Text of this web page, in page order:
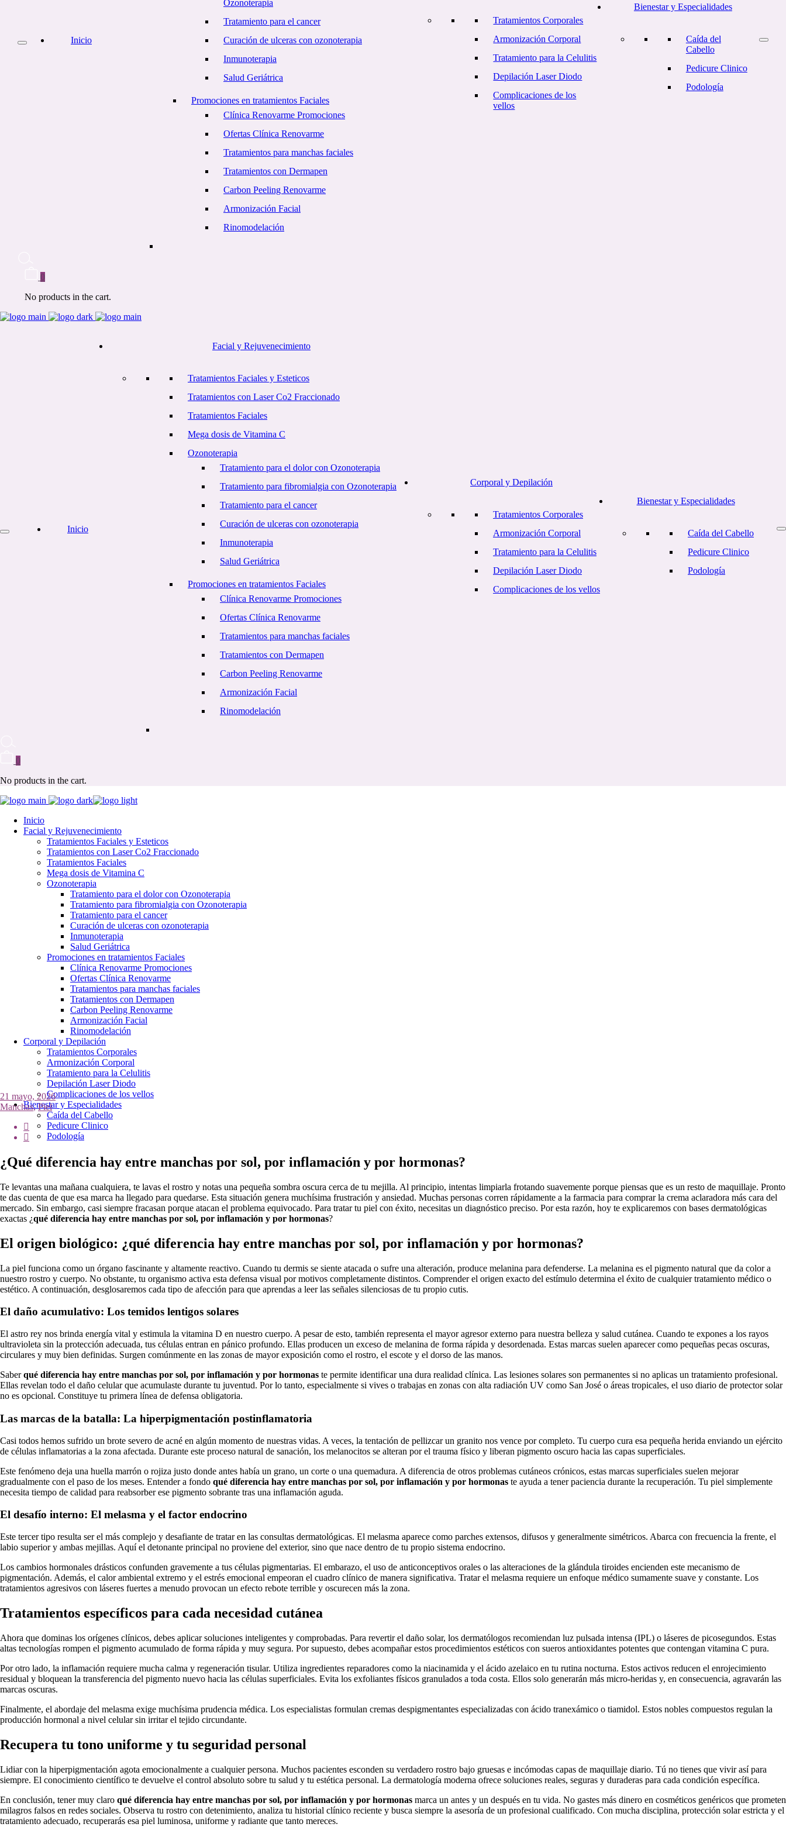
Inicio
Ozonoterapia
Tratamiento para el cancer
Curación de ulceras con ozonoterapia
Inmunoterapia
Salud Geriátrica
Promociones en tratamientos Faciales
Clínica Renovarme Promociones
Ofertas Clínica Renovarme
Tratamientos para manchas faciales
Tratamientos con Dermapen
Carbon Peeling Renovarme
Armonización Facial
Rinomodelación
Tratamientos Corporales
Armonización Corporal
Tratamiento para la Celulitis
Depilación Laser Diodo
Complicaciones de los
vellos
Bienestar y Especialidades
Caída del
Cabello
Pedicure Clinico
Podología
0
No products in the cart.
Inicio
Facial y Rejuvenecimiento
Tratamientos Faciales y Esteticos
Tratamientos con Laser Co2 Fraccionado
Tratamientos Faciales
Mega dosis de Vitamina C
Ozonoterapia
Tratamiento para el dolor con Ozonoterapia
Tratamiento para fibromialgia con Ozonoterapia
Tratamiento para el cancer
Curación de ulceras con ozonoterapia
Inmunoterapia
Salud Geriátrica
Promociones en tratamientos Faciales
Clínica Renovarme Promociones
Ofertas Clínica Renovarme
Tratamientos para manchas faciales
Tratamientos con Dermapen
Carbon Peeling Renovarme
Armonización Facial
Rinomodelación
Corporal y Depilación
Tratamientos Corporales
Armonización Corporal
Tratamiento para la Celulitis
Depilación Laser Diodo
Complicaciones de los vellos
Bienestar y Especialidades
Caída del Cabello
Pedicure Clinico
Podología
0
No products in the cart.
Inicio
Facial y Rejuvenecimiento
Tratamientos Faciales y Esteticos
Tratamientos con Laser Co2 Fraccionado
Tratamientos Faciales
Mega dosis de Vitamina C
Ozonoterapia
Tratamiento para el dolor con Ozonoterapia
Tratamiento para fibromialgia con Ozonoterapia
Tratamiento para el cancer
Curación de ulceras con ozonoterapia
Inmunoterapia
Salud Geriátrica
Promociones en tratamientos Faciales
Clínica Renovarme Promociones
Ofertas Clínica Renovarme
Tratamientos para manchas faciales
Tratamientos con Dermapen
Carbon Peeling Renovarme
Armonización Facial
Rinomodelación
Corporal y Depilación
Tratamientos Corporales
Armonización Corporal
Tratamiento para la Celulitis
Depilación Laser Diodo
Complicaciones de los vellos
Bienestar y Especialidades
Caída del Cabello
Pedicure Clinico
Podología
21 mayo, 2026
Manchas,Piel
¿Qué diferencia hay entre manchas por sol, por inflamación y por hormonas?
Te levantas una mañana cualquiera, te lavas el rostro y notas una pequeña sombra oscura cerca de tu mejilla. Al principio, intentas limpiarla frotando suavemente porque piensas que es un resto de maquillaje. Pronto
te das cuenta de que esa marca ha llegado para quedarse. Esta situación genera muchísima frustración y ansiedad. Muchas personas corren rápidamente a la farmacia para comprar la crema aclaradora más cara del
mercado. Sin embargo, casi siempre fracasan porque atacan el problema equivocado. Para tratar tu piel con éxito, necesitas un diagnóstico preciso. Por esta razón, hoy te explicaremos con bases dermatológicas
exactas ¿qué diferencia hay entre manchas por sol, por inflamación y por hormonas?
El origen biológico: ¿qué diferencia hay entre manchas por sol, por inflamación y por hormonas?
La piel funciona como un órgano fascinante y altamente reactivo. Cuando tu dermis se siente atacada o sufre una alteración, produce melanina para defenderse. La melanina es el pigmento natural que da color a
nuestro rostro y cuerpo. No obstante, tu organismo activa esta defensa visual por motivos completamente distintos. Comprender el origen exacto del estímulo determina el éxito de cualquier tratamiento médico o
estético. A continuación, desglosaremos cada tipo de afección para que aprendas a leer las señales silenciosas de tu propio cutis.
El daño acumulativo: Los temidos lentigos solares
El astro rey nos brinda energía vital y estimula la vitamina D en nuestro cuerpo. A pesar de esto, también representa el mayor agresor externo para nuestra belleza y salud cutánea. Cuando te expones a los rayos
ultravioleta sin la protección adecuada, tus células entran en pánico profundo. Ellas producen un exceso de melanina de forma rápida y desordenada. Estas marcas suelen aparecer como pequeñas pecas oscuras,
circulares y muy bien definidas. Surgen comúnmente en las zonas de mayor exposición como el rostro, el escote y el dorso de las manos.
Saberqué diferencia hay entre manchas por sol, por inflamación y por hormonas te permite identificar una dura realidad clínica. Las lesiones solares son permanentes si no aplicas un tratamiento profesional.
Ellas revelan todo el daño celular que acumulaste durante tu juventud. Por lo tanto, especialmente si vives o trabajas en zonas con alta radiación UV como San José o áreas tropicales, el uso diario de protector solar
no es opcional. Constituye tu primera línea de defensa obligatoria.
Las marcas de la batalla: La hiperpigmentación postinflamatoria
Casi todos hemos sufrido un brote severo de acné en algún momento de nuestras vidas. A veces, la tentación de pellizcar un granito nos vence por completo. Tu cuerpo cura esa pequeña herida enviando un ejército
de células inflamatorias a la zona afectada. Durante este proceso natural de sanación, los melanocitos se alteran por el trauma físico y liberan pigmento oscuro hacia las capas superficiales.
Este fenómeno deja una huella marrón o rojiza justo donde antes había un grano, un corte o una quemadura. A diferencia de otros problemas cutáneos crónicos, estas marcas superficiales suelen mejorar
gradualmente con el paso de los meses. Entender a fondo qué diferencia hay entre manchas por sol, por inflamación y por hormonas te ayuda a tener paciencia durante la recuperación. Tu piel simplemente
necesita tiempo de calidad para reabsorber ese pigmento sobrante tras una inflamación aguda.
El desafío interno: El melasma y el factor endocrino
Este tercer tipo resulta ser el más complejo y desafiante de tratar en las consultas dermatológicas. El melasma aparece como parches extensos, difusos y generalmente simétricos. Abarca con frecuencia la frente, el
labio superior y ambas mejillas. Aquí el detonante principal no proviene del exterior, sino que nace dentro de tu propio sistema endocrino.
Los cambios hormonales drásticos confunden gravemente a tus células pigmentarias. El embarazo, el uso de anticonceptivos orales o las alteraciones de la glándula tiroides encienden este mecanismo de
pigmentación. Además, el calor ambiental extremo y el estrés emocional empeoran el cuadro clínico de manera significativa. Tratar el melasma requiere un enfoque médico sumamente suave y constante. Los
tratamientos agresivos con láseres fuertes a menudo provocan un efecto rebote terrible y oscurecen más la zona.
Tratamientos específicos para cada necesidad cutánea
Ahora que dominas los orígenes clínicos, debes aplicar soluciones inteligentes y comprobadas. Para revertir el daño solar, los dermatólogos recomiendan luz pulsada intensa (IPL) o láseres de picosegundos. Estas
altas tecnologías rompen el pigmento acumulado de forma rápida y muy segura. Por supuesto, debes acompañar estos procedimientos estéticos con sueros antioxidantes potentes que contengan vitamina C pura.
Por otro lado, la inflamación requiere mucha calma y regeneración tisular. Utiliza ingredientes reparadores como la niacinamida y el ácido azelaico en tu rutina nocturna. Estos activos reducen el enrojecimiento
residual y bloquean la transferencia del pigmento nuevo hacia las células superficiales. Evita los exfoliantes físicos granulados a toda costa. Ellos solo generarán más micro-heridas y, en consecuencia, agravarán las
marcas oscuras.
Finalmente, el abordaje del melasma exige muchísima prudencia médica. Los especialistas formulan cremas despigmentantes especializadas con ácido tranexámico o tiamidol. Estos nobles compuestos regulan la
producción hormonal a nivel celular sin irritar el tejido circundante.
Recupera tu tono uniforme y tu seguridad personal
Lidiar con la hiperpigmentación agota emocionalmente a cualquier persona. Muchos pacientes esconden su verdadero rostro bajo gruesas e incómodas capas de maquillaje diario. Tú no tienes que vivir así para
siempre. El conocimiento científico te devuelve el control absoluto sobre tu salud y tu estética personal. La dermatología moderna ofrece soluciones reales, seguras y duraderas para cada condición específica.
En conclusión, tener muy claro qué diferencia hay entre manchas por sol, por inflamación y por hormonas marca un antes y un después en tu vida. No gastes más dinero en cosméticos genéricos que prometen
milagros falsos en redes sociales. Observa tu rostro con detenimiento, analiza tu historial clínico reciente y busca siempre la asesoría de un profesional cualificado. Con mucha disciplina, protección solar estricta y el
tratamiento adecuado, recuperarás esa piel luminosa, uniforme y radiante que tanto mereces.